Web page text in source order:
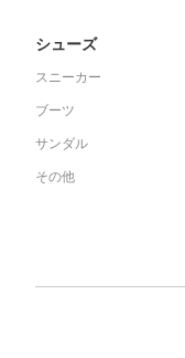
シューズ
スニーカー
ブーツ
サンダル
その他